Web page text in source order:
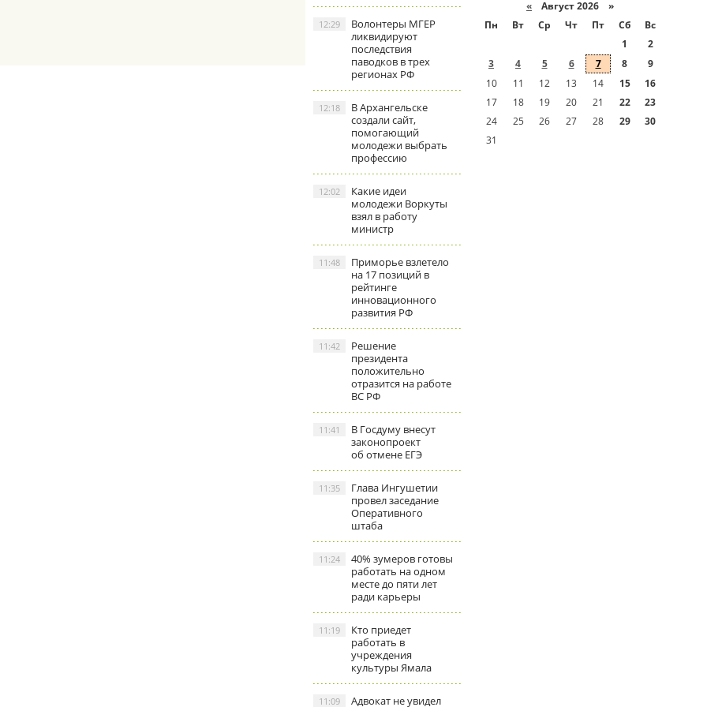
Волонтеры МГЕР
ликвидируют
последствия
паводков в трех
регионах РФ
12:29
В Архангельске
создали сайт,
помогающий
молодежи выбрать
профессию
12:18
Какие идеи
молодежи Воркуты
взял в работу
министр
12:02
Приморье взлетело
на 17 позиций в
рейтинге
инновационного
развития РФ
11:48
Решение
президента
положительно
отразится на работе
ВС РФ
11:42
В Госдуму внесут
законопроект
об отмене ЕГЭ
11:41
Глава Ингушетии
провел заседание
Оперативного
штаба
11:35
40% зумеров готовы
работать на одном
месте до пяти лет
ради карьеры
11:24
Кто приедет
работать в
учреждения
культуры Ямала
11:19
Адвокат не увидел
11:09
« Август 2026 »
Пн
Вт Ср Чт Пт Сб
Вс
1
2
3
4 5 6 7 8
9
10
11 12 13 14 15
16
17
18 19 20 21 22
23
24
25 26 27 28 29
30
31